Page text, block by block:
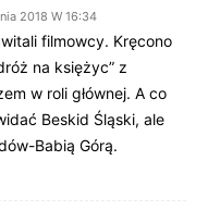
2018 W 16:34
filmowcy. Kręcono
na księżyc” z
w roli głównej. A co
Beskid Śląski, ale
Babią Górą.